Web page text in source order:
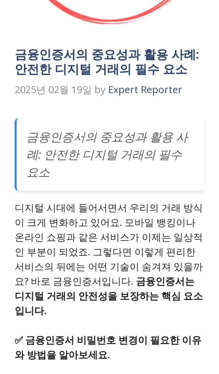
금융인증서의 중요성과 활용 사례:
안전한 디지털 거래의 필수 요소
2025년 02월 19일 by Expert Reporter
금융인증서의 중요성과 활용 사
례: 안전한 디지털 거래의 필수
요소
디지털 시대에 들어서면서 우리의 거래 방식
이 크게 변화하고 있어요. 모바일 뱅킹이나
온라인 쇼핑과 같은 서비스가 이제는 일상적
인 부분이 되었죠. 그렇다면 이렇게 편리한
서비스의 뒤에는 어떤 기술이 숨겨져 있을까
요? 바로 금융인증서입니다. 금융인증서는
디지털 거래의 안전성을 보장하는 핵심 요소
입니다.
✅ 금융인증서 비밀번호 변경이 필요한 이유
와 방법을 알아보세요.